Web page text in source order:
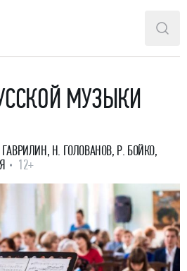
оперы и балета
МУЗЫКИ
Н. ГОЛОВАНОВ, Р. БОЙКО,
12+